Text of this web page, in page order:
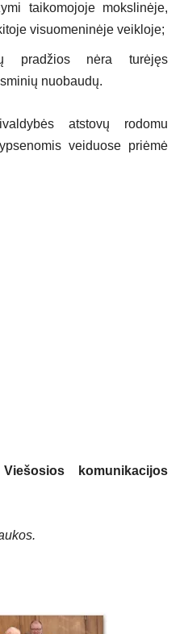
taikomojoje mokslinėje,
visuomeninėje veikloje;
pradžios nėra turėjęs
nuobaudų.
atstovų rodomu
veiduose priėmė
komunikacijos